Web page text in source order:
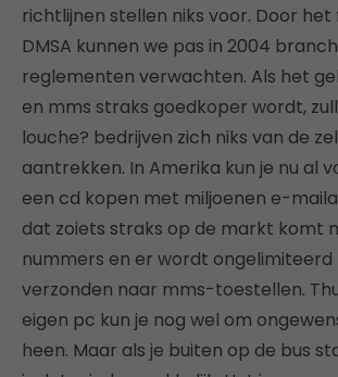
richtlijnen stellen niks voor. Door het
DMSA kunnen we pas in 2004
reglementen verwachten. Als het
en mms straks goedkoper wordt,
louche? bedrijven zich niks van de
aantrekken. In Amerika kun je nu al
een cd kopen met miljoenen e-
dat zoiets straks op de markt komt
nummers en er wordt
verzonden naar mms-toestellen.
eigen pc kun je nog wel om
heen. Maar als je buiten op de bus